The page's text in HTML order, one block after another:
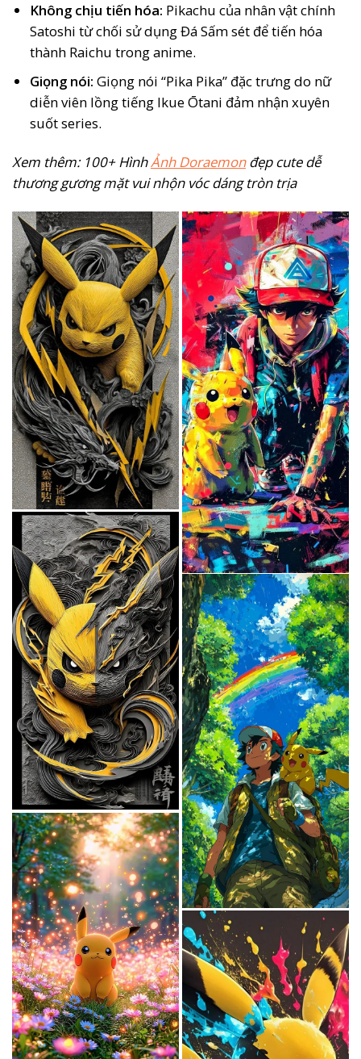
Không chịu tiến hóa: Pikachu của nhân vật chính
Satoshi từ chối sử dụng Đá Sấm sét để tiến hóa
thành Raichu trong anime.
Giọng nói: Giọng nói “Pika Pika” đặc trưng do nữ
diễn viên lồng tiếng Ikue Ōtani đảm nhận xuyên
suốt series.
Xem thêm: 100+ HìnhẢnh Doraemonđẹp cute dễ
thương gương mặt vui nhộn vóc dáng tròn trịa